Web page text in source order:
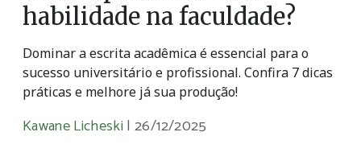
habilidade na faculdade?
Dominar a escrita acadêmica é essencial para o
sucesso universitário e profissional. Confira 7 dicas
práticas e melhore já sua produção!
Kawane Licheski |26/12/2025